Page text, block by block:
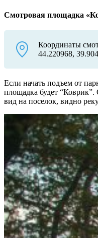
Смотровая площадка
Координаты
44.220968,
Если начать подъем от
площадка будет
вид на поселок, видно